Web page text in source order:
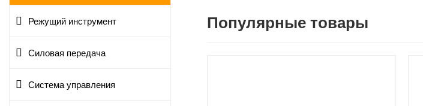
Режущий инструмент
Силовая передача
Система управления
Популярные товары